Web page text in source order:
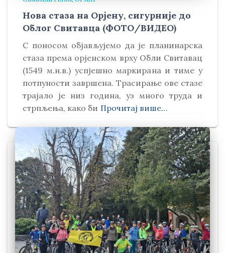
Нова стаза на Орјену, сигурније до
Облог Свитавца (ФОТО/ВИДЕО)
С поносом објављујемо да је планинарска
стаза према орјенском врху Обли Свитавaц
(1549 м.н.в.) успјешно маркирана и тиме у
потпуности завршена. Трасирање ове стазе
трајало је низ година, уз много труда и
стрпљења, како би Прочитај више…